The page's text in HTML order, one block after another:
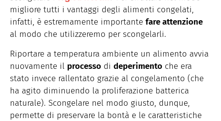
migliore tutti i vantaggi degli alimenti congelati,
infatti, è estremamente importante fare attenzione
al modo che utilizzeremo per scongelarli.
Riportare a temperatura ambiente un alimento avvia
nuovamente il processo di deperimento che era
stato invece rallentato grazie al congelamento (che
ha agito diminuendo la proliferazione batterica
naturale). Scongelare nel modo giusto, dunque,
permette di preservare la bontà e le caratteristiche